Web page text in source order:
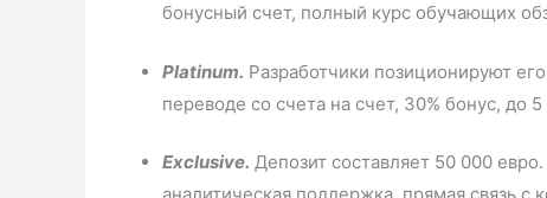
бонусный счет, полный курс обучающих
Platinum. Разработчики позиционируют
переводе со счета на счет, 30% бонус, до
Exclusive. Депозит составляет 50 000